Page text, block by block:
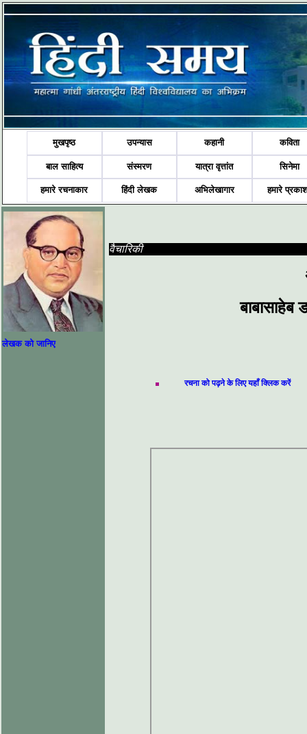
मुखपृष्ठ उपन्यास कहानी कविता
बाल साहित्य संस्मरण यात्रा वृत्तांत सिनेमा
हमारे रचनाकार हिंदी लेखक अभिलेखागार हमारे
लेखक को जानिए
वैचारिकी
रचना को पढ़ने के लिए यहाँ क्लिक करें